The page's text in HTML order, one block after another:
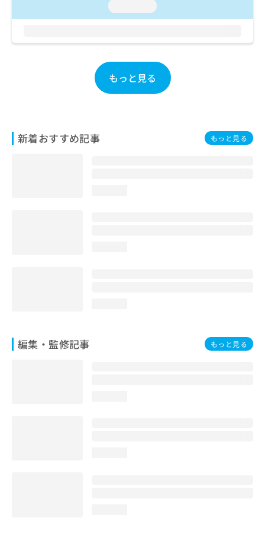
もっと見る
新着おすすめ記事 もっと見る
編集・監修記事 もっと見る
問
合